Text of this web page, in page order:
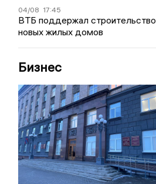
04/08 17:45
ВТБ поддержал строительство
новых жилых домов
Бизнес